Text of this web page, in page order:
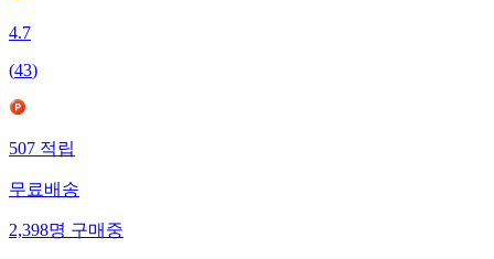
4.7
(43)
507적립
무료배송
2,398명구매중